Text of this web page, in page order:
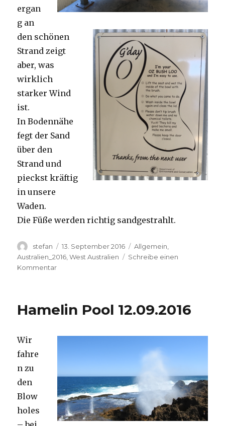
ergan
g an
den schönen
Strand zeigt
aber, was
wirklich
starker Wind
ist.
In Bodennähe
fegt der Sand
über den
Strand und
pieckst kräftig
in unsere
Waden.
Die Füße werden richtig sandgestrahlt.
Autor
stefan
Veröffentlicht
am
13. September 2016 Kategorien
Allgemein
Australien_2016 ,West Australien
Schreibe einen
Kommentarzu
Hamelin Pool 12.09.2016
Wir
fahre
n zu
den
Blow
holes